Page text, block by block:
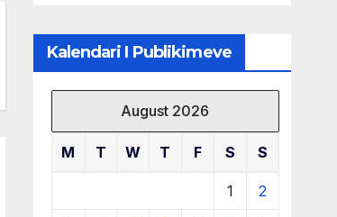
Kalendari I Publikimeve
August 2026
M T W T F S S
1 2